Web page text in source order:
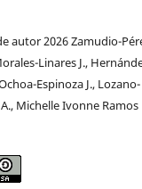
autor 2026 Zamudio-
Linares J.,
Espinoza J., Lozano-
A., Michelle Ivonne Ramos